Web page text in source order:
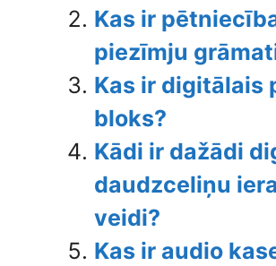
Kas ir
piezīmju
Kas ir digitālais
bloks?
Kādi ir dažādi
daudzceliņu
veidi?
Kas ir audio